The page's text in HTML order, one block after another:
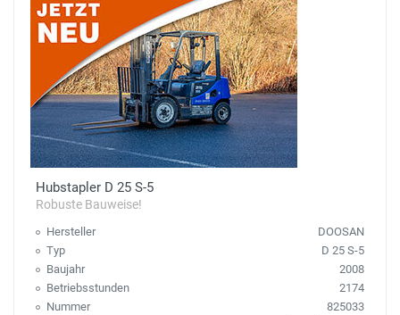
Hubstapler D 25 S-5
Robuste Bauweise!
Hersteller
DOOSAN
Typ
D 25 S-5
Baujahr
2008
Betriebsstunden
2174
Nummer
825033